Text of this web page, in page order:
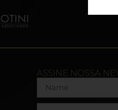
ASSINE NOSSA